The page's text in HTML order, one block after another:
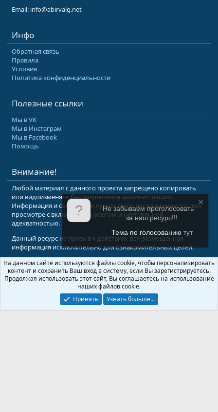
Email: info@abirvalg.net
Инфо
Обратная связь
Правила
Условия
Политика конфиденциальности
Полезные ссылки
Мы в VK
Мы в Инстаграм
Мы в Facebook
Помощь
Внимание!
Любой материал с данного проекта запрещено копировать
или видоизменять без разрешения администрации!
Информация и сообщения лучше всего воспринимаются при
просмотре с включенным мозгом и неутерянной
адекватностью.
Данный ресурс не призыв к действию, вся размещенная
информация исключительно для ознакомительных целей.
© 2008-2026 Форум Абырвалг.нет - подводная охота, дайвинг, туризм
Перевод: XenForo.Info
Не забываем проголосовать
за наш ресурс!!!
Тема по голосованию тут
На данном сайте используются файлы cookie, чтобы персонализировать
контент и сохранить Ваш вход в систему, если Вы зарегистрируетесь.
Продолжая использовать этот сайт, Вы соглашаетесь на использование
наших файлов cookie.
Принять
Узнать больше...